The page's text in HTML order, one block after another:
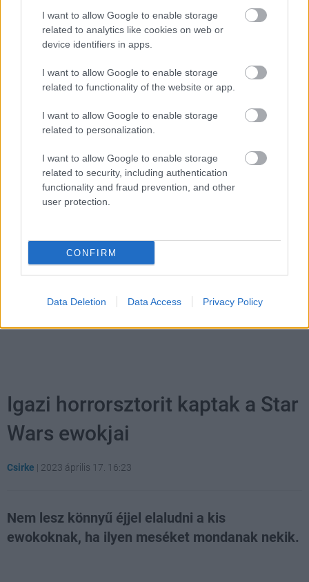
I want to allow Google to enable storage
related to analytics like cookies on web or
device identifiers in apps.
I want to allow Google to enable storage
related to functionality of the website or app.
I want to allow Google to enable storage
related to personalization.
I want to allow Google to enable storage
related to security, including authentication
functionality and fraud prevention, and other
user protection.
CONFIRM
Data Deletion Data Access Privacy Policy
Feliratkozom
SMASH by Meló-Diák: Homok, zene és a nyár legjobb
Július végén folytatódik a balatoni strandröplabda-
sorozat.
Címkék: #shazam! az istenek haragja #shazam 2
#dceu
#dc comics
#warner #batman
Igazi horrorsztorit kaptak a Star
Wars ewokjai
Csirke | 2023 április 17. 16:23
Nem lesz könnyű éjjel elaludni a kis
ewokoknak, ha ilyen meséket mondanak nekik.